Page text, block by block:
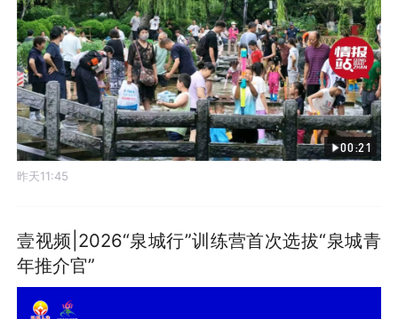
00:21
昨天11:45
壹视频|2026“泉城行”训练营首次选拔“泉城青
年推介官”